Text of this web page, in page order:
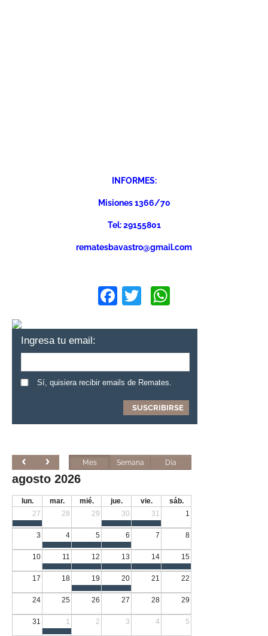
INFORMES:
Misiones 1366/70
Tel: 29155801
rematesbavastro@gmail.com
Facebook
Twitter
Ingresa tu email:
Sí, quisiera recibir emails de Remates.
Mes Semana Día
agosto 2026
lun. mar. mié. jue. vie.
sáb.
27
28 29 30 31 1
3 4 5 6 7 8
10 11 12 13 14 15
17 18 19 20 21 22
24 25 26 27 28 29
31 1 2 3 4 5